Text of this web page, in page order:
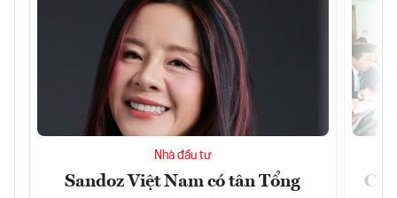
Nhà đầu tư
Sandoz Việt Nam có tân Tổng